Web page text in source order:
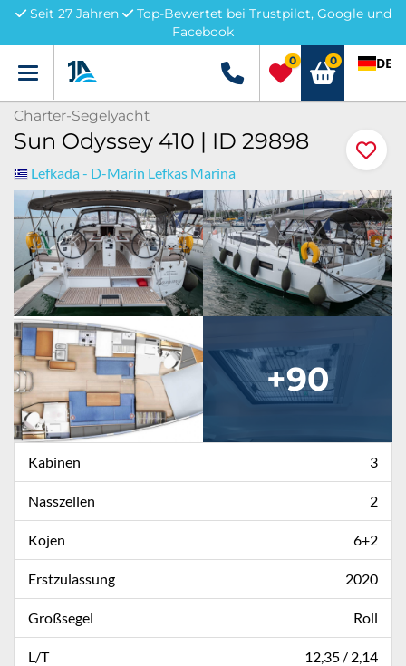
Seit 27 Jahren
Top-Bewertet bei Trustpilot, Google und
Facebook
Menü +49 5741 3222690
0 0 DE
Charter-Segelyacht
Sun Odyssey 410 | ID 29898
Lefkada - D-Marin Lefkas Marina
+90
Kabinen 3
Nasszellen 2
Kojen 6+2
Erstzulassung 2020
Großsegel Roll
L/T 12,35 / 2,14